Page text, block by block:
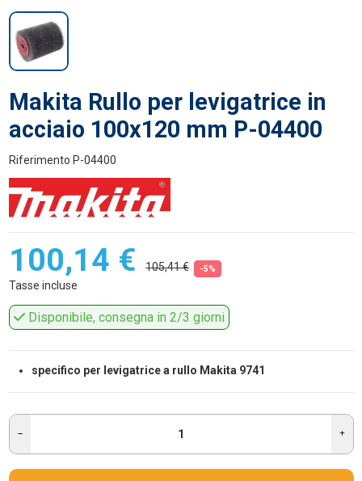
Makita Rullo per levigatrice in
acciaio 100x120 mm P-04400
Riferimento P-04400
100,14 € 105,41 € -5%
Tasse incluse
Disponibile, consegna in 2/3 giorni
specifico per levigatrice a rullo Makita 9741